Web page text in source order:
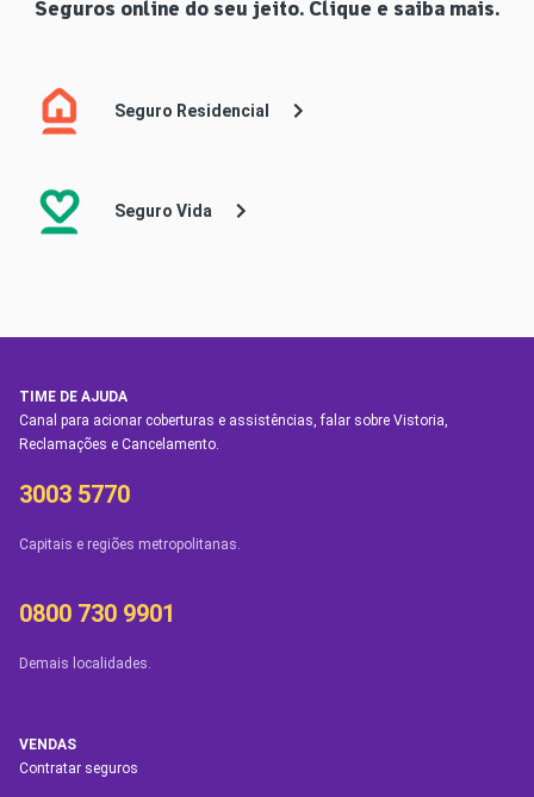
Seguros online do seu jeito. Clique e saiba mais.
Seguro Residencial
Seguro Vida
TIME DE AJUDA
Canal para acionar coberturas e assistências, falar sobre Vistoria,
Reclamações e Cancelamento.
3003 5770
Capitais e regiões metropolitanas.
0800 730 9901
Demais localidades.
VENDAS
Contratar seguros